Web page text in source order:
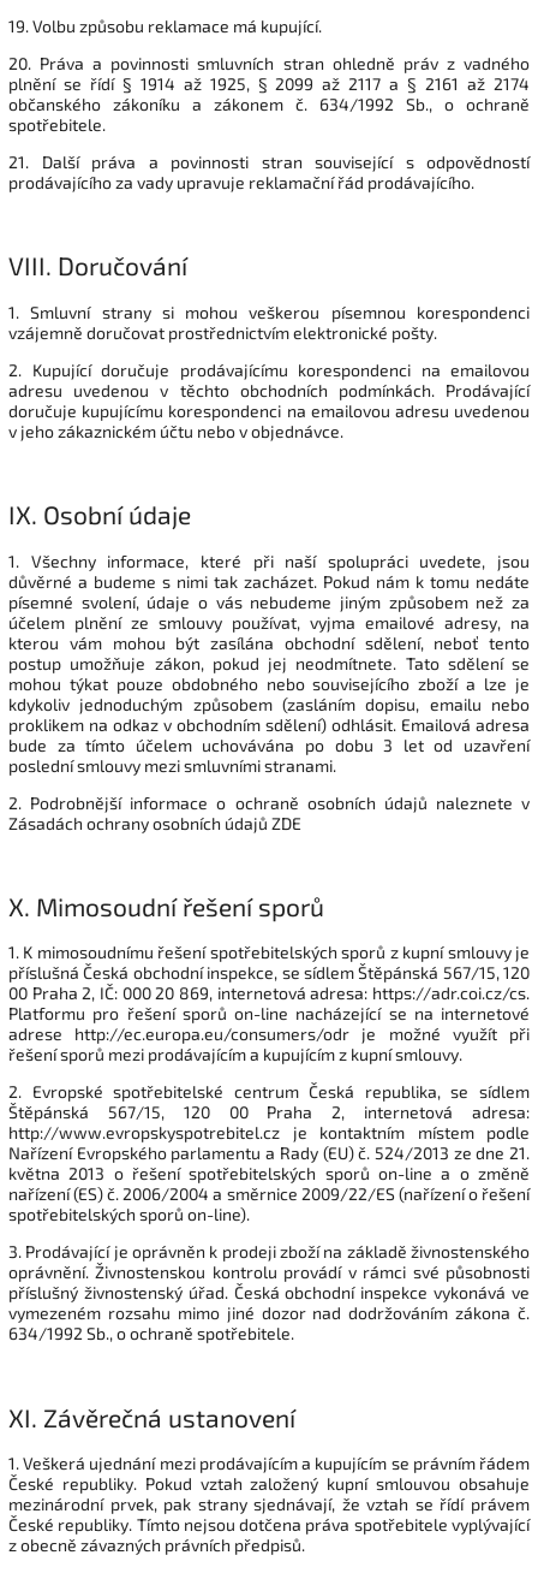
19. Volbu způsobu reklamace má kupující.
20. Práva a povinnosti smluvních stran ohledně práv z vadného
plnění se řídí § 1914 až 1925, § 2099 až 2117 a § 2161 až 2174
občanského zákoníku a zákonem č. 634/1992 Sb., o ochraně
spotřebitele.
21. Další práva a povinnosti stran související s odpovědností
prodávajícího za vady upravuje reklamační řád prodávajícího.
VIII. Doručování
1. Smluvní strany si mohou veškerou písemnou korespondenci
vzájemně doručovat prostřednictvím elektronické pošty.
2. Kupující doručuje prodávajícímu korespondenci na emailovou
adresu uvedenou v těchto obchodních podmínkách. Prodávající
doručuje kupujícímu korespondenci na emailovou adresu uvedenou
v jeho zákaznickém účtu nebo v objednávce.
IX. Osobní údaje
1. Všechny informace, které při naší spolupráci uvedete, jsou
důvěrné a budeme s nimi tak zacházet. Pokud nám k tomu nedáte
písemné svolení, údaje o vás nebudeme jiným způsobem než za
účelem plnění ze smlouvy používat, vyjma emailové adresy, na
kterou vám mohou být zasílána obchodní sdělení, neboť tento
postup umožňuje zákon, pokud jej neodmítnete. Tato sdělení se
mohou týkat pouze obdobného nebo souvisejícího zboží a lze je
kdykoliv jednoduchým způsobem (zasláním dopisu, emailu nebo
proklikem na odkaz v obchodním sdělení) odhlásit. Emailová adresa
bude za tímto účelem uchovávána po dobu 3 let od uzavření
poslední smlouvy mezi smluvními stranami.
2. Podrobnější informace o ochraně osobních údajů naleznete v
Zásadách ochrany osobních údajů ZDE
X. Mimosoudní řešení sporů
1. K mimosoudnímu řešení spotřebitelských sporů z kupní smlouvy je
příslušná Česká obchodní inspekce, se sídlem Štěpánská 567/15, 120
00 Praha 2, IČ: 000 20 869, internetová adresa: https://adr.coi.cz/cs.
Platformu pro řešení sporů on-line nacházející se na internetové
adrese http://ec.europa.eu/consumers/odr je možné využít při
řešení sporů mezi prodávajícím a kupujícím z kupní smlouvy.
2. Evropské spotřebitelské centrum Česká republika, se sídlem
Štěpánská 567/15, 120 00 Praha 2, internetová adresa:
http://www.evropskyspotrebitel.cz je kontaktním místem podle
Nařízení Evropského parlamentu a Rady (EU) č. 524/2013 ze dne 21.
května 2013 o řešení spotřebitelských sporů on-line a o změně
nařízení (ES) č. 2006/2004 a směrnice 2009/22/ES (nařízení o řešení
spotřebitelských sporů on-line).
3. Prodávající je oprávněn k prodeji zboží na základě živnostenského
oprávnění. Živnostenskou kontrolu provádí v rámci své působnosti
příslušný živnostenský úřad. Česká obchodní inspekce vykonává ve
vymezeném rozsahu mimo jiné dozor nad dodržováním zákona č.
634/1992 Sb., o ochraně spotřebitele.
XI. Závěrečná ustanovení
1. Veškerá ujednání mezi prodávajícím a kupujícím se právním řádem
České republiky. Pokud vztah založený kupní smlouvou obsahuje
mezinárodní prvek, pak strany sjednávají, že vztah se řídí právem
České republiky. Tímto nejsou dotčena práva spotřebitele vyplývající
z obecně závazných právních předpisů.